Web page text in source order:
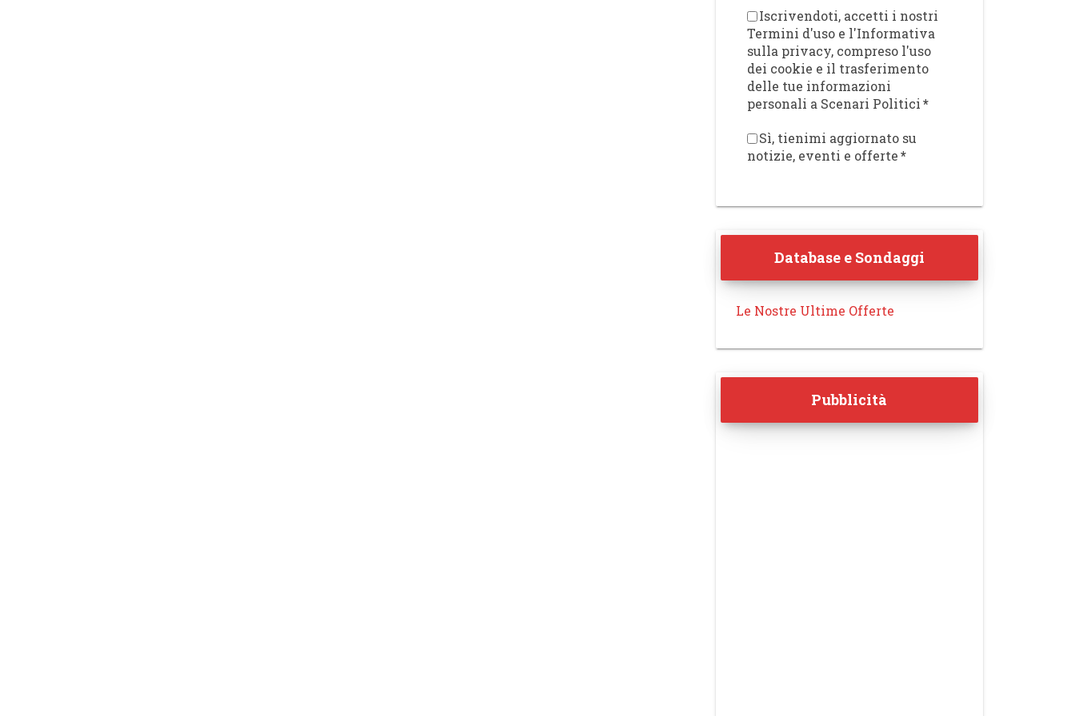
Iscrivendoti, accetti i nostri
Termini d'uso e l'Informativa
sulla privacy, compreso l'uso
dei cookie e il trasferimento
delle tue informazioni
personali a Scenari Politici*
Sì, tienimi aggiornato su
notizie, eventi e offerte*
Database e Sondaggi
Le Nostre Ultime Offerte
Pubblicità